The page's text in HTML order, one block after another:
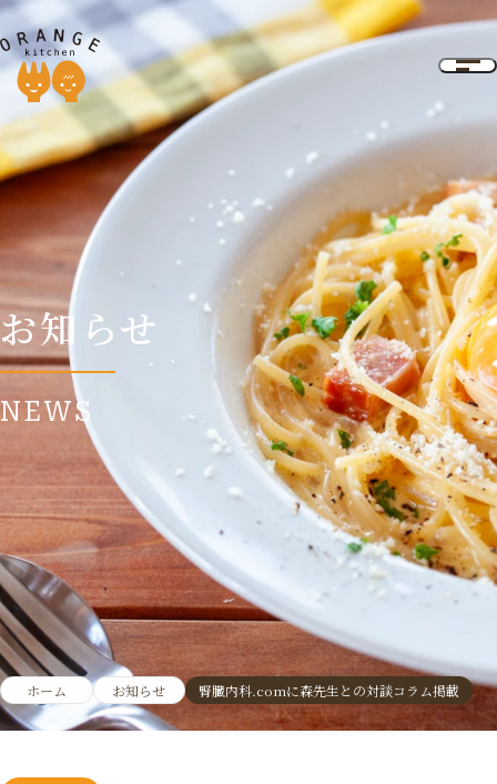
お知らせ
NEWS
ホーム お知らせ 腎臓内科.comに森先生との対談コラム掲載